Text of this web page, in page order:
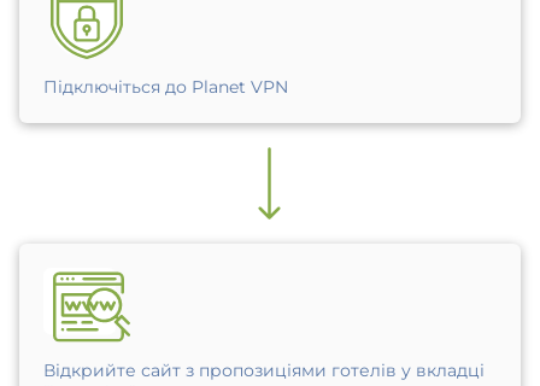
Підключіться до Planet VPN
Відкрийте сайт з пропозиціями готелів у вкладці